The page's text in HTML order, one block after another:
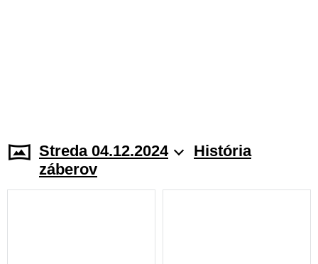
Streda 04.12.2024
História
záberov